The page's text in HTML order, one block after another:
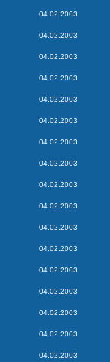
04.02.2003
04.02.2003
04.02.2003
04.02.2003
04.02.2003
04.02.2003
04.02.2003
04.02.2003
04.02.2003
04.02.2003
04.02.2003
04.02.2003
04.02.2003
04.02.2003
04.02.2003
04.02.2003
04.02.2003